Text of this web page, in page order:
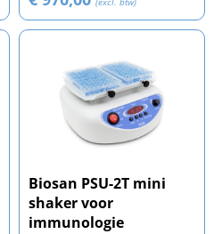
Biosan PSU-2T mini
shaker voor
immunologie